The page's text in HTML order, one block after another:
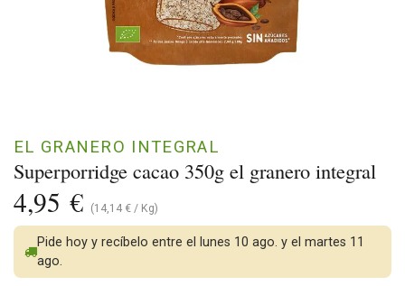
Superporridge cacao 350g el granero integral
EL GRANERO INTEGRAL
4,95 € (14,14 € / Kg)
Pide hoy y recíbelo entre el lunes 10 ago. y el martes 11
ago.